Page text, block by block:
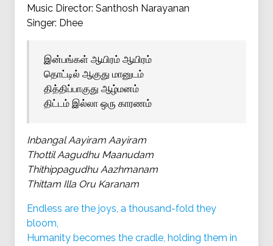
Music Director: Santhosh Narayanan
Singer: Dhee
இன்பங்கள் ஆயிரம் ஆயிரம்
தொட்டில் ஆகுது மானுடம்
தித்திப்பாகுது ஆழ்மனம்
திட்டம் இல்லா ஒரு காரணம்
Inbangal Aayiram Aayiram
Thottil Aagudhu Maanudam
Thithippagudhu Aazhmanam
Thittam Illa Oru Karanam
Endless are the joys, a thousand-fold they
bloom,
Humanity becomes the cradle, holding them in